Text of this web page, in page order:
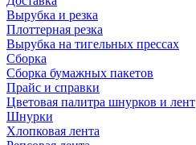
Вырубка и резка
Плоттерная резка
Вырубка на тигельных прессах
Сборка
Сборка бумажных пакетов
Прайс и справки
Цветовая палитра шнурков и лент
Шнурки
Хлопковая лента